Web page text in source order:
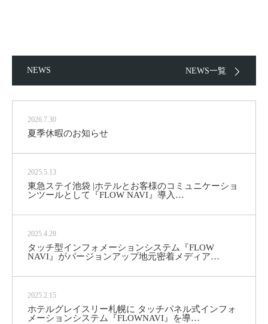
NEWS NEWS一覧
2026.7.30
夏季休暇のお知らせ
2025.5.13
東急ステイ池袋 |ホテルとお客様のコミュニケーショ
ンツールとして『FLOW NAVI』導入…
2025.4.28
タッチ型インフォメーションシステム『FLOW
NAVI』がバージョンアップ地元密着メディア…
2025.2.15
ホテルグレイスリー札幌に タッチパネル式インフォ
メーションシステム『FLOWNAVI』を導…